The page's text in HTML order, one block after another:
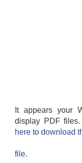
It appears your
display PDF files.
here to download
file.